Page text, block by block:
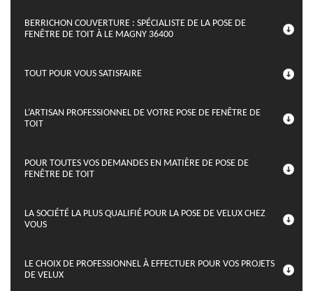
BERRICHON COUVERTURE : SPÉCIALISTE DE LA POSE DE
FENÊTRE DE TOIT À LE MAGNY 36400
TOUT POUR VOUS SATISFAIRE
L’ARTISAN PROFESSIONNEL DE VOTRE POSE DE FENÊTRE DE
TOIT
POUR TOUTES VOS DEMANDES EN MATIÈRE DE POSE DE
FENÊTRE DE TOIT
LA SOCIÉTÉ LA PLUS QUALIFIÉ POUR LA POSE DE VELUX CHEZ
VOUS
LE CHOIX DE PROFESSIONNEL À EFFECTUER POUR VOS PROJETS
DE VELUX